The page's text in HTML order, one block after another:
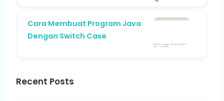
Cara Membuat Program Java
Dengan Switch Case
Recent Posts